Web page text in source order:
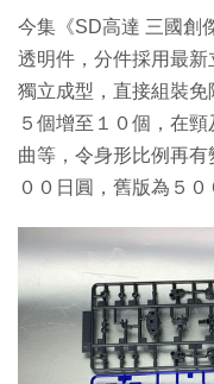
今集《SD高達 三國創
透明件，分件採用最
獨立成型，直接組裝
５個增至１０個，在
曲等，令身形比例再
００日圓，舊版為５０